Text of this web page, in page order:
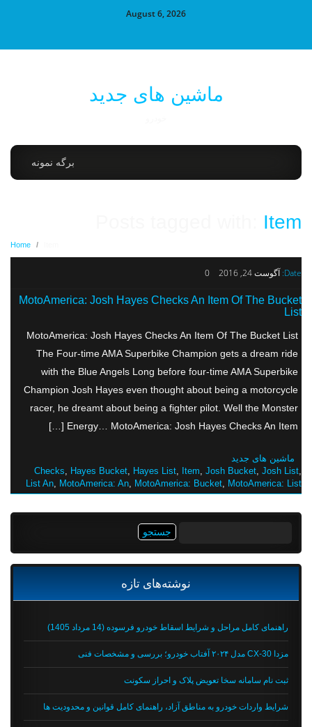
August 6, 2026
ماشین های جدید
برگه نمونه
Posts tagged with:Item
Home
Date: آگوست 24, 2016 0
MotoAmerica: Josh Hayes Checks An Item Of The Bucket
List
MotoAmerica: Josh Hayes Checks An Item Of The Bucket List
The Four-time AMA Superbike Champion gets a dream ride
with the Blue Angels Long before four-time AMA Superbike
Champion Josh Hayes even thought about being a motorcycle
racer, he dreamt about being a fighter pilot. Well the Monster
Energy… MotoAmerica: Josh Hayes Checks An Item […]
ماشین های جدید
Checks,Hayes Bucket,Hayes List,Item,Josh Bucket,Josh List
List An,MotoAmerica: An,MotoAmerica: Bucket,MotoAmerica: List
نوشته‌های تازه
راهنمای کامل مراحل و شرایط اسقاط خودرو فرسوده (14 مرداد 1405)
مزدا CX-30 مدل ۲۰۲۴ آفتاب خودرو؛ بررسی و مشخصات فنی
ثبت نام سامانه سخا تعویض پلاک و احراز سکونت
شرایط واردات خودرو به مناطق آزاد، راهنمای کامل قوانین و محدودیت ها